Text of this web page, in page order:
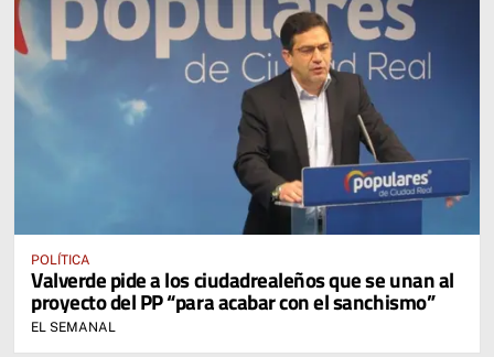
POLÍTICA
Valverde pide a los ciudadrealeños que se unan al
proyecto del PP “para acabar con el sanchismo”
EL SEMANAL